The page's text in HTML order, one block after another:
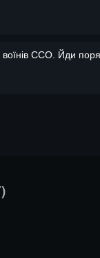
ССО. Йди